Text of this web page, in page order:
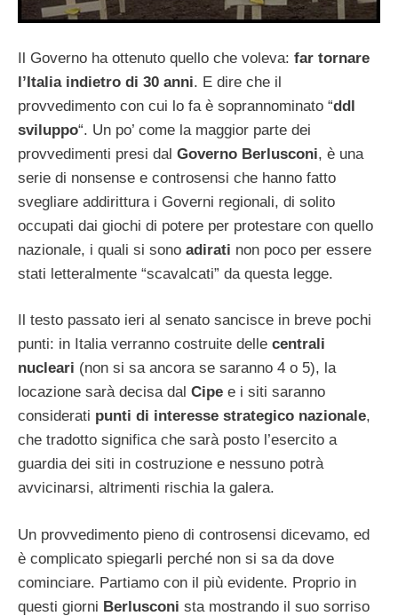
Il Governo ha ottenuto quello che voleva: far tornare
l’Italia indietro di 30 anni. E dire che il
provvedimento con cui lo fa è soprannominato “ddl
sviluppo“. Un po’ come la maggior parte dei
provvedimenti presi dal Governo Berlusconi, è una
serie di nonsense e controsensi che hanno fatto
svegliare addirittura i Governi regionali, di solito
occupati dai giochi di potere per protestare con quello
nazionale, i quali si sono adirati non poco per essere
stati letteralmente “scavalcati” da questa legge.
Il testo passato ieri al senato sancisce in breve pochi
punti: in Italia verranno costruite delle centrali
nucleari (non si sa ancora se saranno 4 o 5), la
locazione sarà decisa dal Cipe e i siti saranno
considerati punti di interesse strategico nazionale,
che tradotto significa che sarà posto l’esercito a
guardia dei siti in costruzione e nessuno potrà
avvicinarsi, altrimenti rischia la galera.
Un provvedimento pieno di controsensi dicevamo, ed
è complicato spiegarli perché non si sa da dove
cominciare. Partiamo con il più evidente. Proprio in
questi giorni Berlusconi sta mostrando il suo sorriso